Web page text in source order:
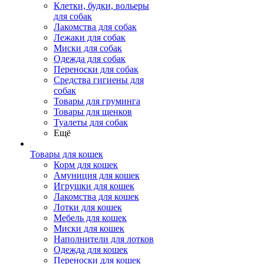
Клетки, будки, вольеры
для собак
Лакомства для собак
Лежаки для собак
Миски для собак
Одежда для собак
Переноски для собак
Средства гигиены для
собак
Товары для груминга
Товары для щенков
Туалеты для собак
Ещё
Товары для кошек
Корм для кошек
Амуниция для кошек
Игрушки для кошек
Лакомства для кошек
Лотки для кошек
Мебель для кошек
Миски для кошек
Наполнители для лотков
Одежда для кошек
Переноски для кошек